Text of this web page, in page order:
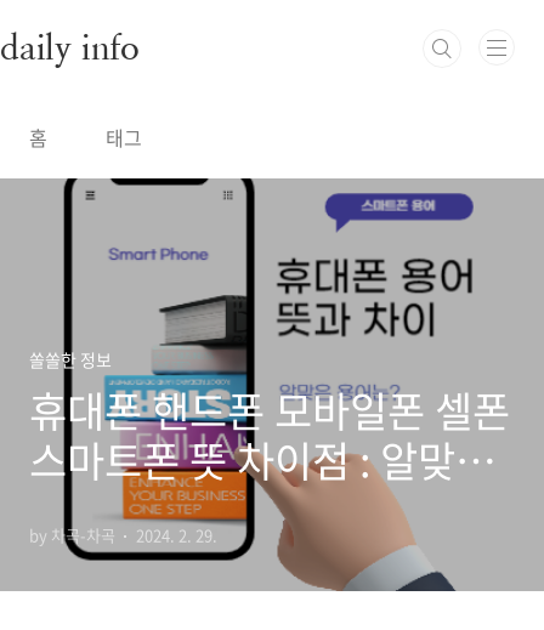
daily info
홈 태그
쏠쏠한 정보
휴대폰 핸드폰 모바일폰 셀폰
스마트폰 뜻 차이점 : 알맞은
용어는?
by 차곡-차곡 2024. 2. 29.